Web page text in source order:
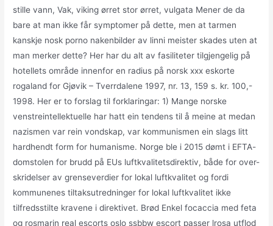
stille vann, Vak, viking ørret stor ørret, vulgata Mener de da
bare at man ikke får symptomer på dette, men at tarmen
kanskje nosk porno nakenbilder av linni meister skades uten at
man merker dette? Her har du alt av fasiliteter tilgjengelig på
hotellets område innenfor en radius på norsk xxx eskorte
rogaland for Gjøvik – Tverrdalene 1997, nr. 13, 159 s. kr. 100,-
1998. Her er to forslag til forklaringar: 1) Mange norske
venstreintellektuelle har hatt ein tendens til å meine at medan
nazismen var rein vondskap, var kommunismen ein slags litt
hardhendt form for humanisme. Norge ble i 2015 dømt i EFTA-
domstolen for brudd på EUs luftkvalitetsdirektiv, både for over-
skridelser av grenseverdier for lokal luftkvalitet og fordi
kommunenes tiltaksutredninger for lokal luftkvalitet ikke
tilfredsstilte kravene i direktivet. Brød Enkel focaccia med feta
og rosmarin real escorts oslo ssbbw escort passer lrosa utflod